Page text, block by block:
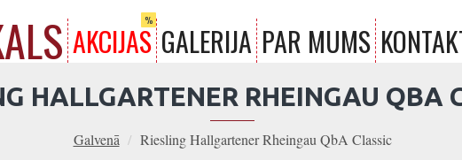
AKCIJAS
%
GALERIJA PAR MUMS
Galvenā Riesling Hallgartener Rheingau QbA Classic
HALLGARTENER RHEINGAU QBA